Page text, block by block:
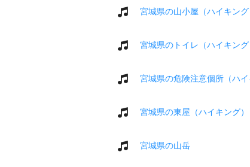
宮城県の山小屋（ハイキン
宮城県のトイレ（ハイキン
宮城県の危険注意個所（ハ
宮城県の東屋（ハイキング）
宮城県の山岳